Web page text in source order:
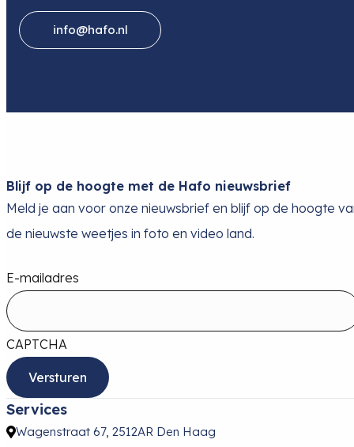
info@hafo.nl
Blijf op de hoogte met de Hafo nieuwsbrief
Meld je aan voor onze nieuwsbrief en blijf op de hoogte
de nieuwste weetjes in foto en video land.
E-mailadres
CAPTCHA
Services
Wagenstraat 67, 2512AR Den Haag